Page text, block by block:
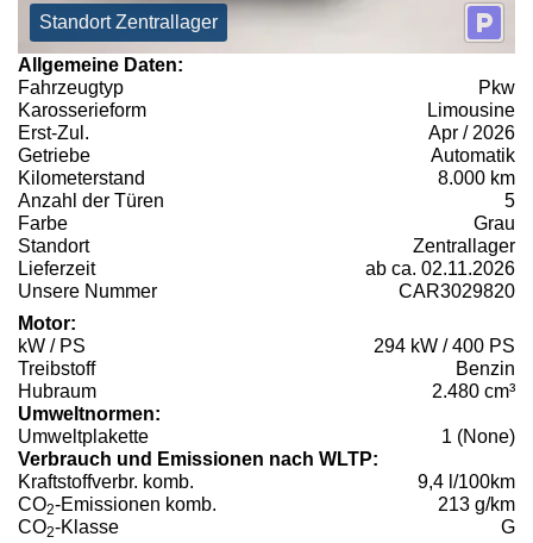
Standort Zentrallager
Allgemeine Daten:
Fahrzeugtyp
Pkw
Karosserieform
Limousine
Erst-Zul.
Apr / 2026
Getriebe
Automatik
Kilometerstand
8.000 km
Anzahl der Türen
5
Farbe
Grau
Standort
Zentrallager
Lieferzeit
ab ca. 02.11.2026
Unsere Nummer
CAR3029820
Motor:
kW / PS
294 kW / 400 PS
Treibstoff
Benzin
Hubraum
2.480 cm³
Umweltnormen:
Umweltplakette
1 (None)
Verbrauch und Emissionen nach WLTP:
Kraftstoffverbr. komb.
9,4 l/100km
CO2-Emissionen komb.
213 g/km
CO2-Klasse G